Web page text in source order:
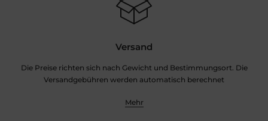
Versand
Die Preise richten sich nach Gewicht und Bestimmungsort. Die
Versandgebühren werden automatisch berechnet
Mehr